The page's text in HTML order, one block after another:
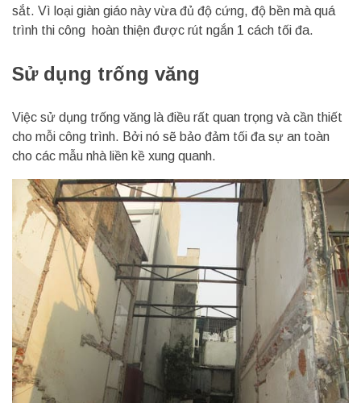
sắt. Vì loại giàn giáo này vừa đủ độ cứng, độ bền mà quá
trình thi công hoàn thiện được rút ngắn 1 cách tối đa.
Sử dụng trống văng
Việc sử dụng trống văng là điều rất quan trọng và cần thiết
cho mỗi công trình. Bởi nó sẽ bảo đảm tối đa sự an toàn
cho các mẫu nhà liền kề xung quanh.